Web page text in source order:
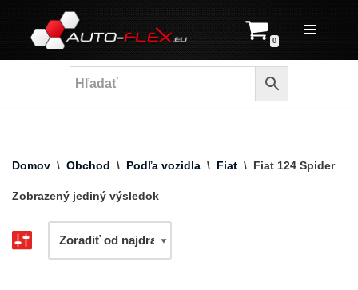
Prejsť
na
0
Domov \ Obchod \ Podľa vozidla \ Fiat \ Fiat 124 Spider
Zobrazený jediný výsledok